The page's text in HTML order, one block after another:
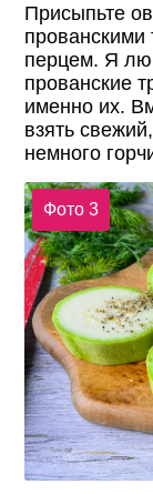
Присыпьте
перцем. Я
прованские
именно их.
взять
немного
Фото 3